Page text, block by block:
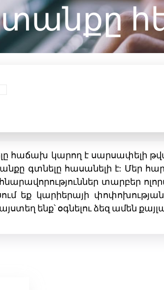
կարող է սարսափելի
գտնելը հասանելի է: Մեր
տարբեր
եք կարիերայի
ենք՝ օգնելու ձեզ ամեն